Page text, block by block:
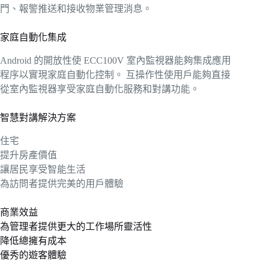
門、報警推送和接收物業管理消息。
家庭自動化集成
Android 的開放性使 ECC100V 室內監視器能夠集成應用
程序以實現家庭自動化控制。 互操作性使用戶能夠直接
從室內監視器享受家庭自動化服務和對講功能。
智慧對講解決方案
住宅
提升房產價值
讓居民享受智能生活
為訪問者提供完美的用戶體驗
商業效益
為管理者提供更大的工作場所靈活性
降低總擁有成本
優秀的遊客體驗